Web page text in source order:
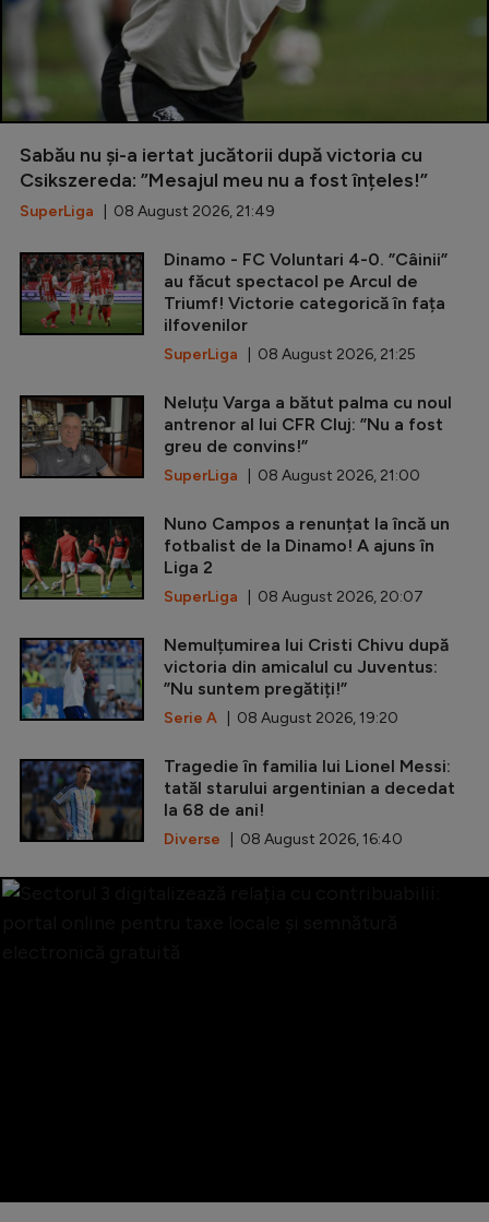
Sabău nu și-a iertat jucătorii după victoria cu
Csikszereda: ”Mesajul meu nu a fost înțeles!”
SuperLiga | 08 August 2026, 21:49
Dinamo - FC Voluntari 4-0. ”Câinii”
au făcut spectacol pe Arcul de
Triumf! Victorie categorică în fața
ilfovenilor
SuperLiga | 08 August 2026, 21:25
Neluțu Varga a bătut palma cu noul
antrenor al lui CFR Cluj: ”Nu a fost
greu de convins!”
SuperLiga | 08 August 2026, 21:00
Nuno Campos a renunțat la încă un
fotbalist de la Dinamo! A ajuns în
Liga 2
SuperLiga | 08 August 2026, 20:07
Nemulțumirea lui Cristi Chivu după
victoria din amicalul cu Juventus:
”Nu suntem pregătiți!”
Serie A | 08 August 2026, 19:20
Tragedie în familia lui Lionel Messi:
tatăl starului argentinian a decedat
la 68 de ani!
Diverse | 08 August 2026, 16:40